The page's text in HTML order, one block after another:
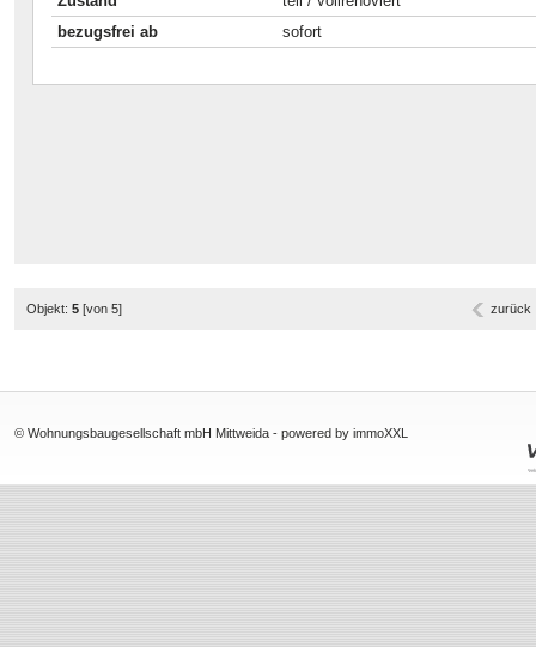
bezugsfrei ab
sofort
Objekt: 5 [von 5] zurück
© Wohnungsbaugesellschaft mbH Mittweida -powered by immoXXL